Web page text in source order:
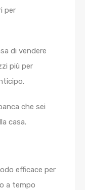
per
di vendere
più per
che sei
casa.
efficace per
a tempo